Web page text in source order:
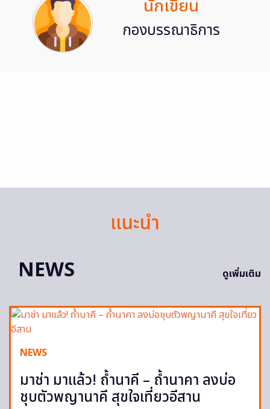
นักเขียน
กองบรรณาธิการ
แนะนำ
NEWS
ดูเพิ่มเติม
NEWS
มาช่า มาแล้ว! ถ้ำนาคี – ถ้ำนาคา ลงบ่อ
ชุบตัวพญานาคี สุขใจเที่ยวอีสาน